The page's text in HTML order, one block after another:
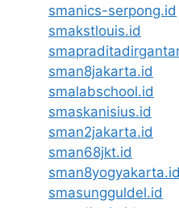
smanics-serpong.id
smakstlouis.id
sman8jakarta.id
smalabschool.id
smaskanisius.id
sman2jakarta.id
sman68jkt.id
sman8yogyakarta.id
smasungguldel.id